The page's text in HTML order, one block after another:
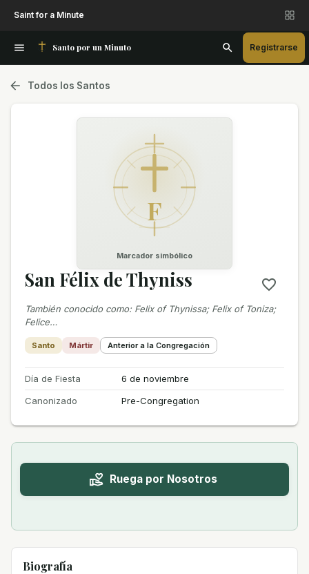
Saint for a Minute
Santo por un Minuto Registrarse
Todos los Santos
F
Marcador simbólico
San Félix de Thyniss
También conocido como: Felix of Thynissa; Felix of Toniza;
Felice…
Santo Mártir Anterior a la Congregación
Día de Fiesta
6 de noviembre
Canonizado
Pre-Congregation
Ruega por Nosotros
Biografía